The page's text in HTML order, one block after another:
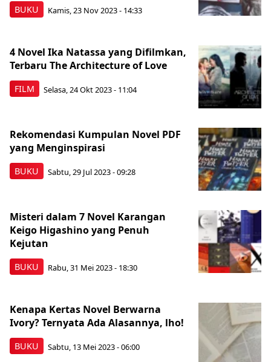
BUKU Kamis, 23 Nov 2023 - 14:33
FILM
4 Novel Ika Natassa yang Difilmkan,
Terbaru The Architecture of Love
Selasa, 24 Okt 2023 - 11:04
BUKU
Rekomendasi Kumpulan Novel PDF
yang Menginspirasi
Sabtu, 29 Jul 2023 - 09:28
BUKU
Misteri dalam 7 Novel Karangan
Keigo Higashino yang Penuh
Kejutan
Rabu, 31 Mei 2023 - 18:30
BUKU
Kenapa Kertas Novel Berwarna
Ivory? Ternyata Ada Alasannya, lho!
Sabtu, 13 Mei 2023 - 06:00